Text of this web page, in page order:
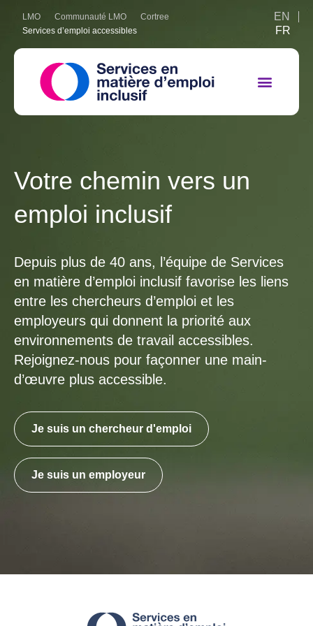
LMO Communauté LMO
Cortree
Services d’emploi accessibles
EN
FR
Votre chemin vers un
emploi inclusif
Depuis plus de 40 ans, l’équipe de Services
en matière d’emploi inclusif favorise les liens
entre les chercheurs d’emploi et les
employeurs qui donnent la priorité aux
environnements de travail accessibles.
Rejoignez-nous pour façonner une main-
d’œuvre plus accessible.
Je suis un chercheur d'emploi
Je suis un employeur